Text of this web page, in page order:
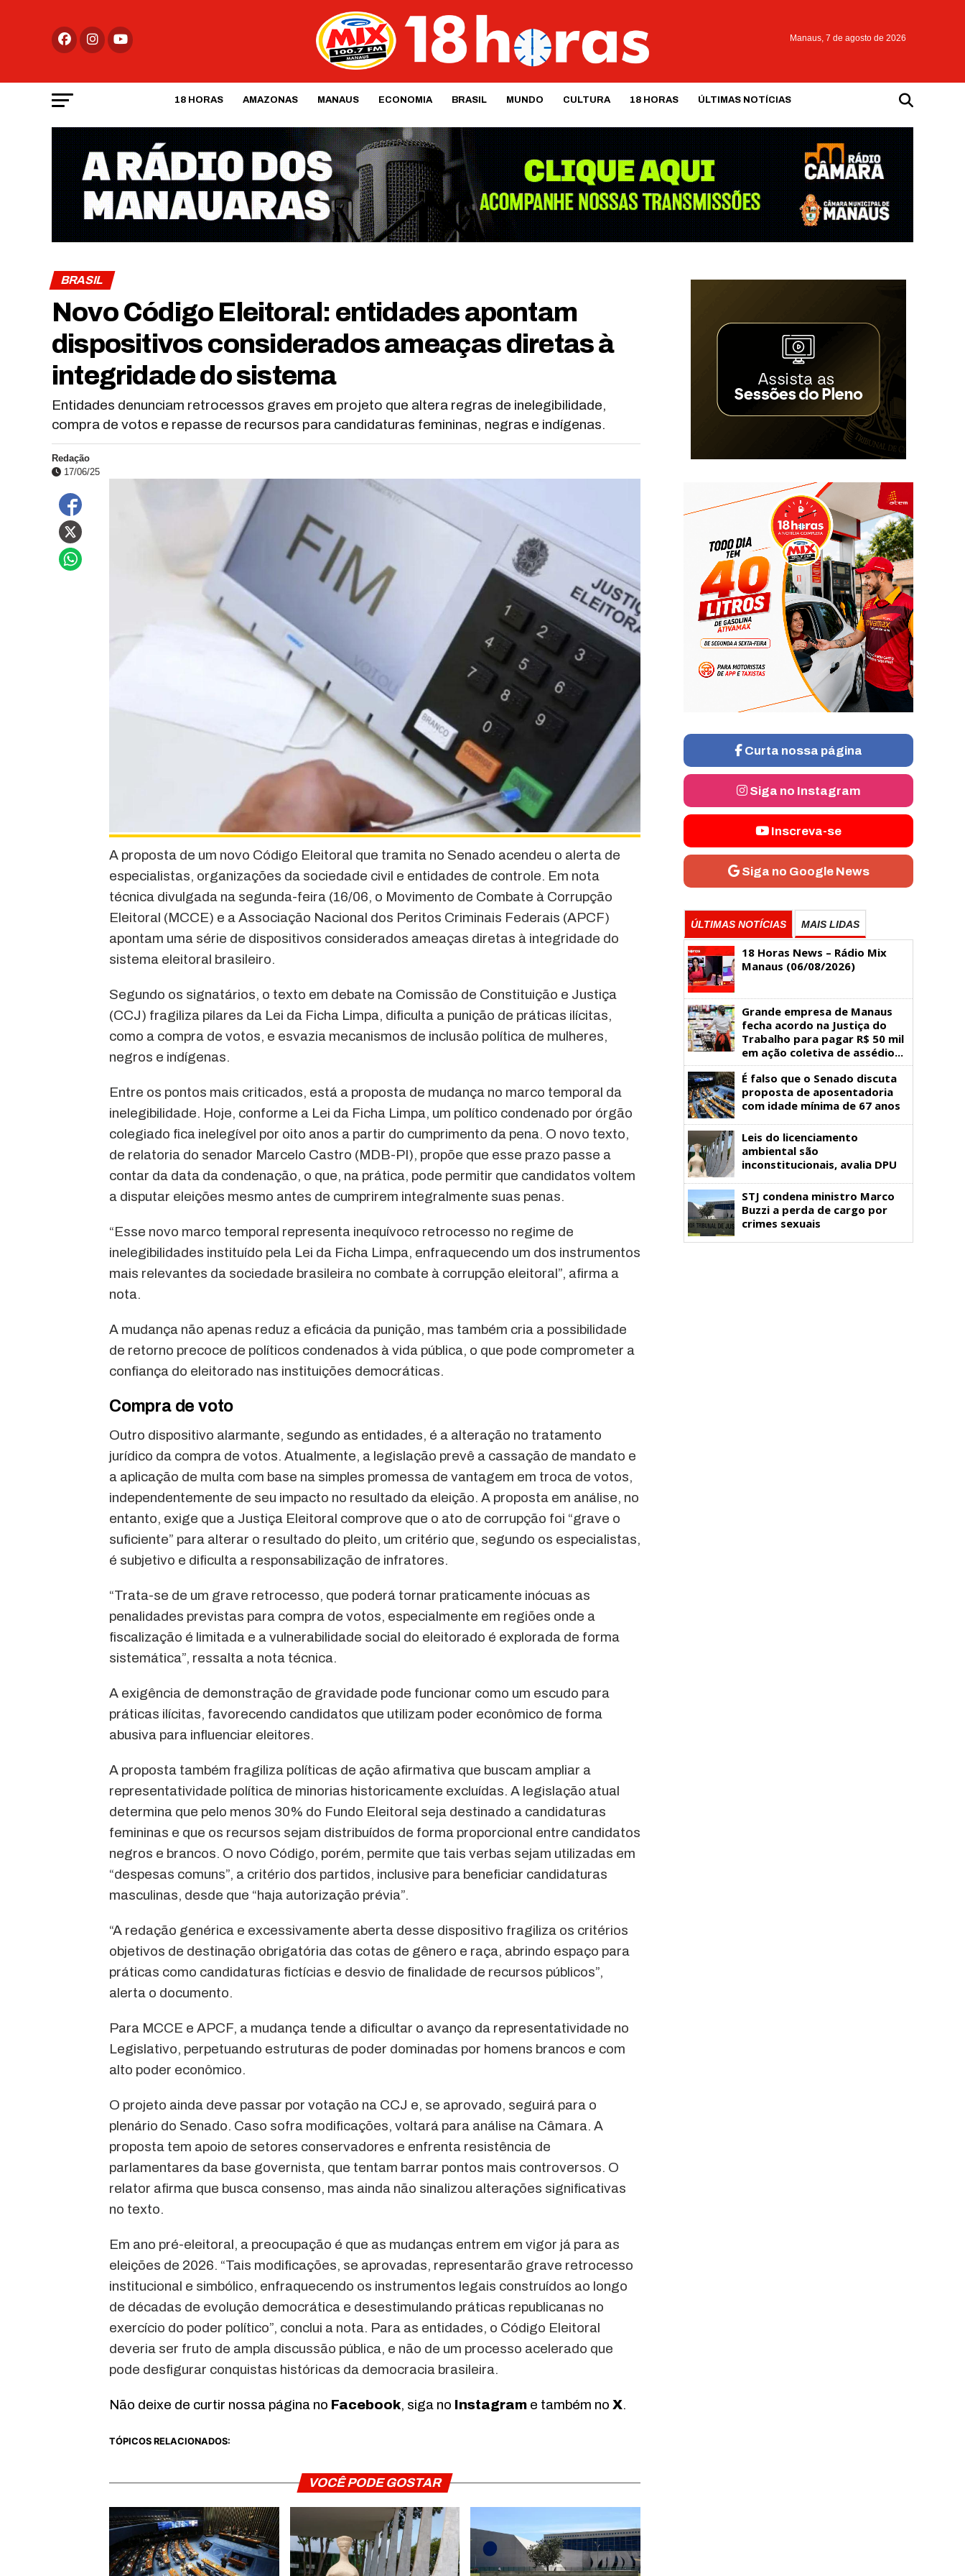
Manaus, 7 de agosto de 2026
18 HORAS AMAZONAS MANAUS ECONOMIA BRASIL MUNDO CULTURA 18 HORAS ÚLTIMAS NOTÍCIAS
BRASIL
Novo Código Eleitoral: entidades apontam
dispositivos considerados ameaças diretas à
integridade do sistema
Entidades denunciam retrocessos graves em projeto que altera regras de inelegibilidade,
compra de votos e repasse de recursos para candidaturas femininas, negras e indígenas.
Redação
17/06/25
A proposta de um novo Código Eleitoral que tramita no Senado acendeu o alerta de
especialistas, organizações da sociedade civil e entidades de controle. Em nota
técnica divulgada na segunda-feira (16/06, o Movimento de Combate à Corrupção
Eleitoral (MCCE) e a Associação Nacional dos Peritos Criminais Federais (APCF)
apontam uma série de dispositivos considerados ameaças diretas à integridade do
sistema eleitoral brasileiro.
Segundo os signatários, o texto em debate na Comissão de Constituição e Justiça
(CCJ) fragiliza pilares da Lei da Ficha Limpa, dificulta a punição de práticas ilícitas,
como a compra de votos, e esvazia mecanismos de inclusão política de mulheres,
negros e indígenas.
Entre os pontos mais criticados, está a proposta de mudança no marco temporal da
inelegibilidade. Hoje, conforme a Lei da Ficha Limpa, um político condenado por órgão
colegiado fica inelegível por oito anos a partir do cumprimento da pena. O novo texto,
de relatoria do senador Marcelo Castro (MDB-PI), propõe que esse prazo passe a
contar da data da condenação, o que, na prática, pode permitir que candidatos voltem
a disputar eleições mesmo antes de cumprirem integralmente suas penas.
“Esse novo marco temporal representa inequívoco retrocesso no regime de
inelegibilidades instituído pela Lei da Ficha Limpa, enfraquecendo um dos instrumentos
mais relevantes da sociedade brasileira no combate à corrupção eleitoral”, afirma a
nota.
A mudança não apenas reduz a eficácia da punição, mas também cria a possibilidade
de retorno precoce de políticos condenados à vida pública, o que pode comprometer a
confiança do eleitorado nas instituições democráticas.
Compra de voto
Outro dispositivo alarmante, segundo as entidades, é a alteração no tratamento
jurídico da compra de votos. Atualmente, a legislação prevê a cassação de mandato e
a aplicação de multa com base na simples promessa de vantagem em troca de votos,
independentemente de seu impacto no resultado da eleição. A proposta em análise, no
entanto, exige que a Justiça Eleitoral comprove que o ato de corrupção foi “grave o
suficiente” para alterar o resultado do pleito, um critério que, segundo os especialistas,
é subjetivo e dificulta a responsabilização de infratores.
“Trata-se de um grave retrocesso, que poderá tornar praticamente inócuas as
penalidades previstas para compra de votos, especialmente em regiões onde a
fiscalização é limitada e a vulnerabilidade social do eleitorado é explorada de forma
sistemática”, ressalta a nota técnica.
A exigência de demonstração de gravidade pode funcionar como um escudo para
práticas ilícitas, favorecendo candidatos que utilizam poder econômico de forma
abusiva para influenciar eleitores.
A proposta também fragiliza políticas de ação afirmativa que buscam ampliar a
representatividade política de minorias historicamente excluídas. A legislação atual
determina que pelo menos 30% do Fundo Eleitoral seja destinado a candidaturas
femininas e que os recursos sejam distribuídos de forma proporcional entre candidatos
negros e brancos. O novo Código, porém, permite que tais verbas sejam utilizadas em
“despesas comuns”, a critério dos partidos, inclusive para beneficiar candidaturas
masculinas, desde que “haja autorização prévia”.
“A redação genérica e excessivamente aberta desse dispositivo fragiliza os critérios
objetivos de destinação obrigatória das cotas de gênero e raça, abrindo espaço para
práticas como candidaturas fictícias e desvio de finalidade de recursos públicos”,
alerta o documento.
Para MCCE e APCF, a mudança tende a dificultar o avanço da representatividade no
Legislativo, perpetuando estruturas de poder dominadas por homens brancos e com
alto poder econômico.
O projeto ainda deve passar por votação na CCJ e, se aprovado, seguirá para o
plenário do Senado. Caso sofra modificações, voltará para análise na Câmara. A
proposta tem apoio de setores conservadores e enfrenta resistência de
parlamentares da base governista, que tentam barrar pontos mais controversos. O
relator afirma que busca consenso, mas ainda não sinalizou alterações significativas
no texto.
Em ano pré-eleitoral, a preocupação é que as mudanças entrem em vigor já para as
eleições de 2026. “Tais modificações, se aprovadas, representarão grave retrocesso
institucional e simbólico, enfraquecendo os instrumentos legais construídos ao longo
de décadas de evolução democrática e desestimulando práticas republicanas no
exercício do poder político”, conclui a nota. Para as entidades, o Código Eleitoral
deveria ser fruto de ampla discussão pública, e não de um processo acelerado que
pode desfigurar conquistas históricas da democracia brasileira.
Não deixe de curtir nossa página no Facebook, siga no Instagram e também no X.
TÓPICOS RELACIONADOS:
VOCÊ PODE GOSTAR
Curta nossa página
Siga no Instagram
Inscreva-se
Siga no Google News
ÚLTIMAS NOTÍCIAS MAIS LIDAS
18 Horas News​​​​​​​​​​​​ – Rádio Mix
Manaus (06/08/2026)
Grande empresa de Manaus
fecha acordo na Justiça do
Trabalho para pagar R$ 50 mil
em ação coletiva de assédio...
É falso que o Senado discuta
proposta de aposentadoria
com idade mínima de 67 anos
Leis do licenciamento
ambiental são
inconstitucionais, avalia DPU
STJ condena ministro Marco
Buzzi a perda de cargo por
crimes sexuais